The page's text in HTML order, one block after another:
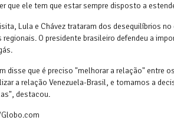
que ele tem que estar sempre disposto a
Lula e Chávez trataram dos desequilíbrios
regionais. O presidente brasileiro defendeu a
disse que é preciso "melhorar a relação" entre
a relação Venezuela-Brasil, e tomamos a
destacou.